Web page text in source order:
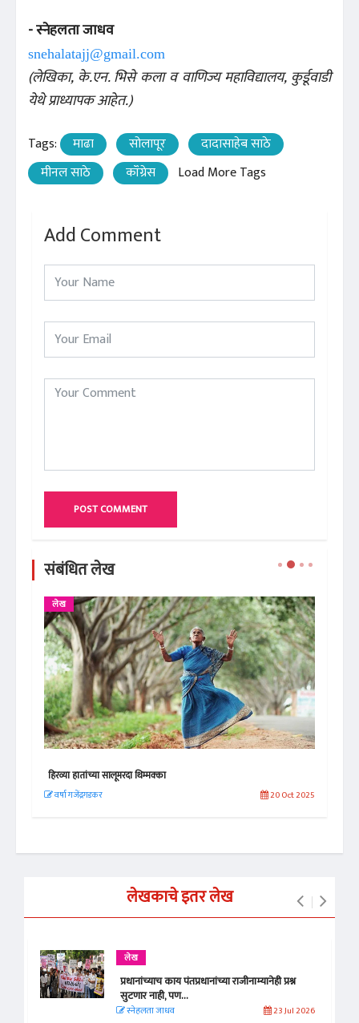
- स्नेहलता जाधव
snehalatajj@gmail.com
(लेखिका, के.एन. भिसे कला व वाणिज्य महाविद्यालय, कुर्डूवाडी
येथे प्राध्यापक आहेत.)
Tags: माढा सोलापूर
दादासाहेब साठे
मीनल साठे
कॉंग्रेस Load More Tags
Add Comment
POST COMMENT
संबंधित लेख
लेख
हिरव्या हातांच्या सालूमरदा थिम्मक्का
वर्षा गजेंद्रगडकर 20 Oct 2025
लेखकाचे इतर लेख
लेख
प्रधानांच्याच काय पंतप्रधानांच्या राजीनाम्यानेही प्रश्न
सुटणार नाही, पण...
स्नेहलता जाधव 23 Jul 2026